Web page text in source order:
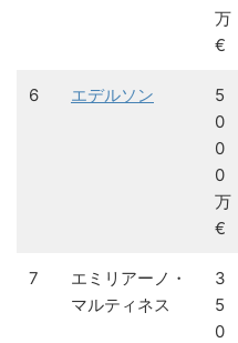
万
€
6 エデルソン
5
0
0
0
万
€
7
エミリアーノ・
マルティネス
3
5
0